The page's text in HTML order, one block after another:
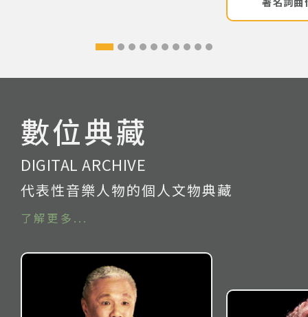
數位典藏
DIGITAL ARCHIVE
代表性音樂人物的個人文物典藏
了解更多